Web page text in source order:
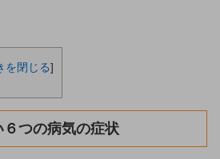
を閉じる]
つの病気の症状